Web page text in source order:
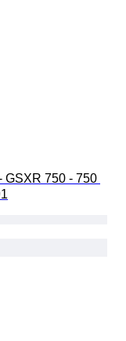
GSXR 750 - 750